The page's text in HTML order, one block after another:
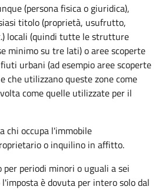
(persona fisica o giuridica),
titolo (proprietà, usufrutto,
locali (quindi tutte le strutture
minimo su tre lati) o aree scoperte
urbani (ad esempio aree scoperte
che utilizzano queste zone come
come quelle utilizzate per il
chi occupa l'immobile
o inquilino in affitto.
periodi minori o uguali a sei
è dovuta per intero solo dal